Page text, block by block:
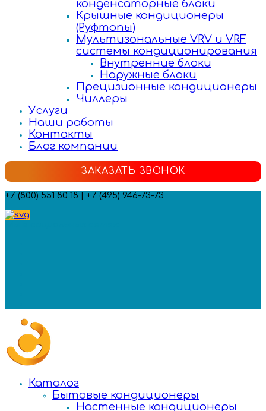
конденсаторные блоки
Крышные кондиционеры
(Руфтопы)
Мультизональные VRV и VRF
системы кондиционирования
Внутренние блоки
Наружные блоки
Прецизионные кондиционеры
Чиллеры
Услуги
Наши работы
Контакты
Блог компании
ЗАКАЗАТЬ ЗВОНОК
+7 (800) 551 80 18 | +7 (495) 946-73-73
Каталог
Бытовые кондиционеры
Настенные кондиционеры